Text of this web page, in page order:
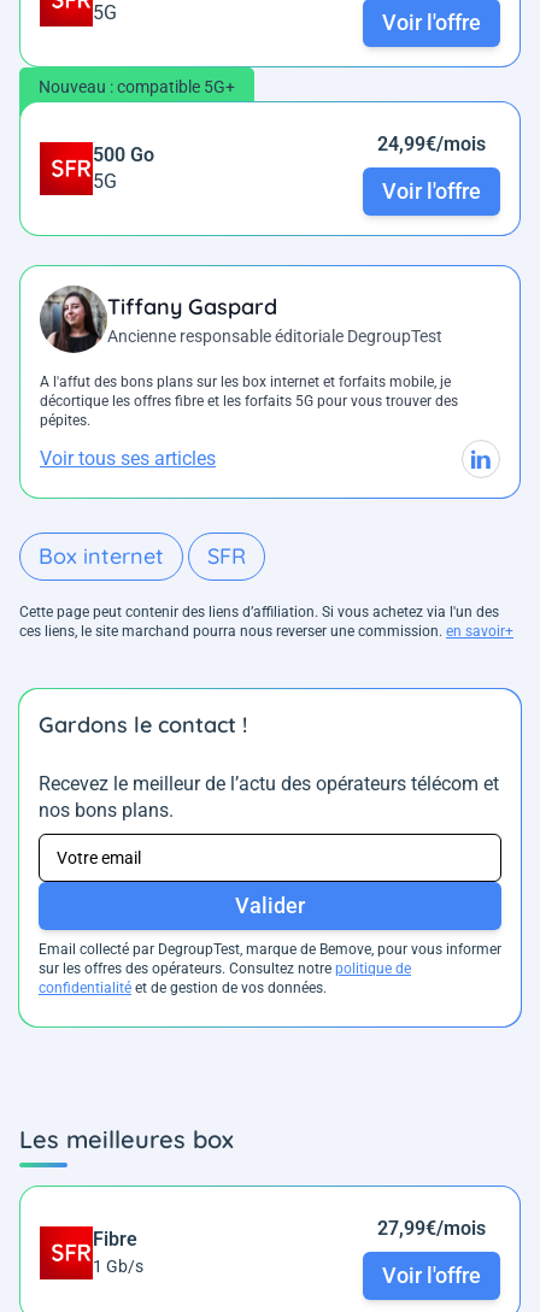
5G
Voir l'offre
Nouveau : compatible 5G+
500 Go
5G
24,99€/mois
Voir l'offre
Tiffany Gaspard
Ancienne responsable éditoriale DegroupTest
A l'affut des bons plans sur les box internet et forfaits mobile, je
décortique les offres fibre et les forfaits 5G pour vous trouver des
pépites.
Voir tous ses articles
Box internet SFR
Cette page peut contenir des liens d’affiliation. Si vous achetez via l'un des
ces liens, le site marchand pourra nous reverser une commission. en savoir+
Gardons le contact !
Recevez le meilleur de l’actu des opérateurs télécom et
nos bons plans.
Valider
Email collecté par DegroupTest, marque de Bemove, pour vous informer
sur les offres des opérateurs. Consultez notre politique de
confidentialité et de gestion de vos données.
Les meilleures box
Fibre
1 Gb/s
27,99€/mois
Voir l'offre